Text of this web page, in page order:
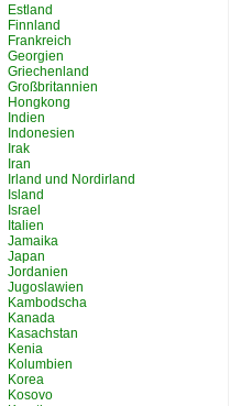
Estland
Finnland
Frankreich
Georgien
Griechenland
Großbritannien
Hongkong
Indien
Indonesien
Irak
Iran
Irland und Nordirland
Island
Israel
Italien
Jamaika
Japan
Jordanien
Jugoslawien
Kambodscha
Kanada
Kasachstan
Kenia
Kolumbien
Korea
Kosovo